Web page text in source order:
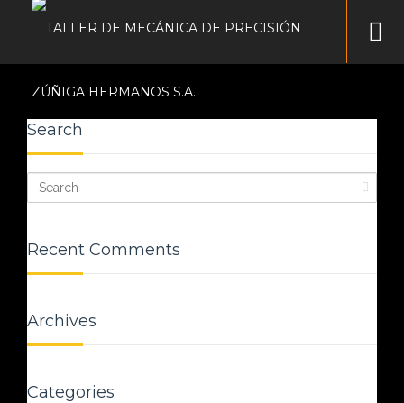
Search
Recent Comments
Archives
Categories